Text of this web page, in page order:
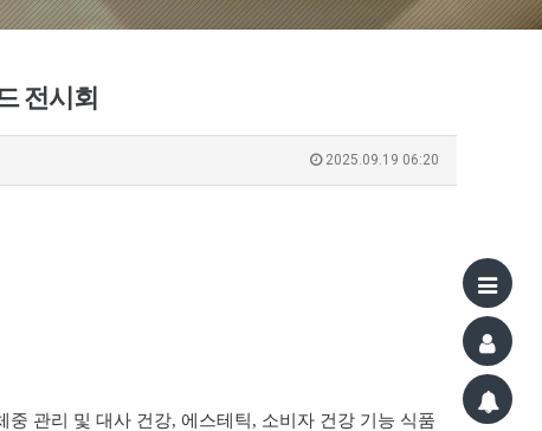
전시회
2025.09.19 06:20
관리 및 대사 건강, 에스테틱, 소비자 건강 기능 식품